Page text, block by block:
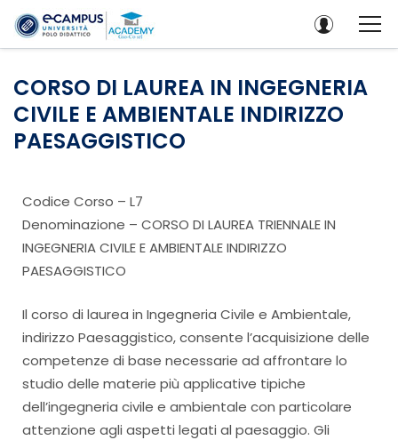
CORSO DI LAUREA IN INGEGNERIA
CIVILE E AMBIENTALE INDIRIZZO
PAESAGGISTICO
Codice Corso – L7
Denominazione – CORSO DI LAUREA TRIENNALE IN
INGEGNERIA CIVILE E AMBIENTALE INDIRIZZO
PAESAGGISTICO
Il corso di laurea in Ingegneria Civile e Ambientale,
indirizzo Paesaggistico, consente l’acquisizione delle
competenze di base necessarie ad affrontare lo
studio delle materie più applicative tipiche
dell’ingegneria civile e ambientale con particolare
attenzione agli aspetti legati al paesaggio. Gli